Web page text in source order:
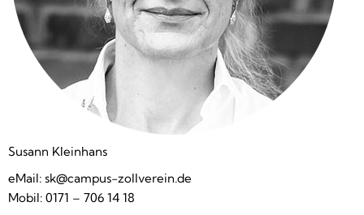
Susann Kleinhans
eMail: sk@campus-zollverein.de
Mobil: 0171 – 706 14 18